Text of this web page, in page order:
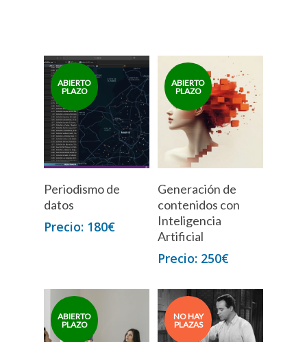
Periodismo de
datos
180€
Generación de
contenidos con
Inteligencia
Artificial
250€